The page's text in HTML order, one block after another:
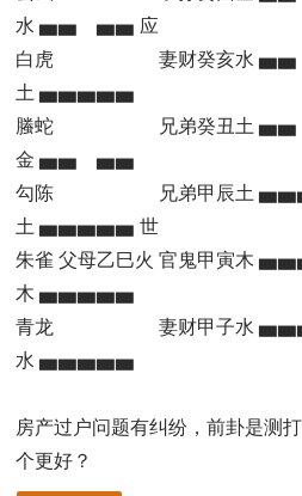
水 ▅▅ ▅▅ 应
白虎 妻财癸亥水 ▅▅
土 ▅▅▅▅▅
螣蛇 兄弟癸丑土
金 ▅▅ ▅▅
勾陈 兄弟甲辰土
土 ▅▅▅▅▅ 世
朱雀 父母乙巳火 官鬼甲
木 ▅▅▅▅▅
青龙 妻财甲子水
水 ▅▅▅▅▅
房产过户问题有纠纷，前卦是测
个更好？